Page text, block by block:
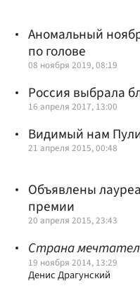
Аномальный
по голове
08 ноября 2019, 08:19
Россия выбрала
16 апреля 2017, 13:00
Видимый нам
21 апреля 2015, 00:48
Объявлены
премии
20 апреля 2015, 23:43
Страна
19 ноября 2014, 13:29
Денис Драгунский